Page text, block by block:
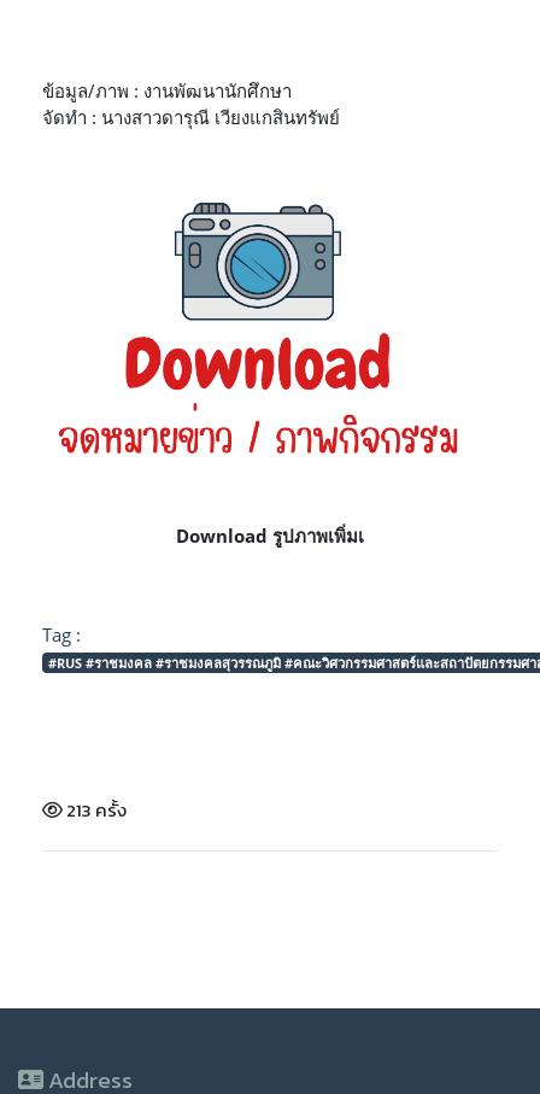
ข้อมูล/ภาพ : งานพัฒนานักศึกษา
จัดทำ : นางสาวดารุณี เวียงแกสินทรัพย์
Download รูปภาพเพิ่มเ
Tag :
#RUS #ราชมงคล #ราชมงคลสุวรรณภูมิ #คณะวิศวกรรมศาสตร์และสถาปัตยกรรม
213 ครั้ง
Address